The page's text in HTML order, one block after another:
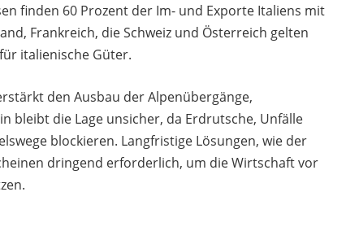
finden 60 Prozent der Im- und Exporte Italiens mit
Frankreich, die Schweiz und Österreich gelten
italienische Güter.
den Ausbau der Alpenübergänge,
bleibt die Lage unsicher, da Erdrutsche, Unfälle
blockieren. Langfristige Lösungen, wie der
dringend erforderlich, um die Wirtschaft vor